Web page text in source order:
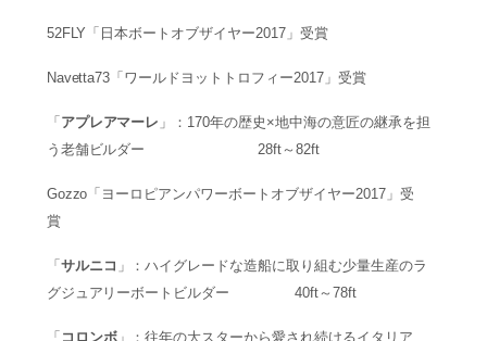
52FLY「日本ボートオブザイヤー2017」受賞
Navetta73「ワールドヨットトロフィー2017」受賞
「 アプレアマーレ 」：170年の歴史×地中海の意匠の継承を担
う老舗ビルダー 28ft～82ft
Gozzo「ヨーロピアンパワーボートオブザイヤー2017」受
賞
「 サルニコ 」：ハイグレードな造船に取り組む少量生産のラ
グジュアリーボートビルダー 40ft～78ft
「 コロンボ」：往年の大スターから愛され続けるイタリア